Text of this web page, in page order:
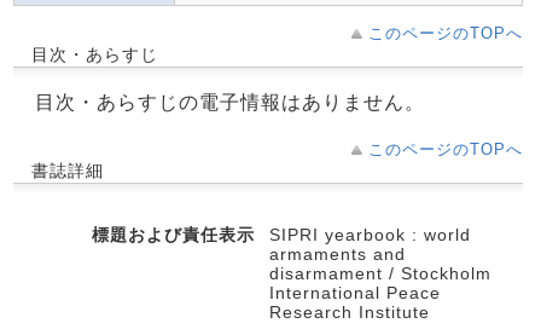
このページのTOPへ
目次・あらすじ
目次・あらすじの電子情報はありません。
このページのTOPへ
書誌詳細
標題および責任表示
SIPRI yearbook : world
armaments and
disarmament / Stockholm
International Peace
Research Institute